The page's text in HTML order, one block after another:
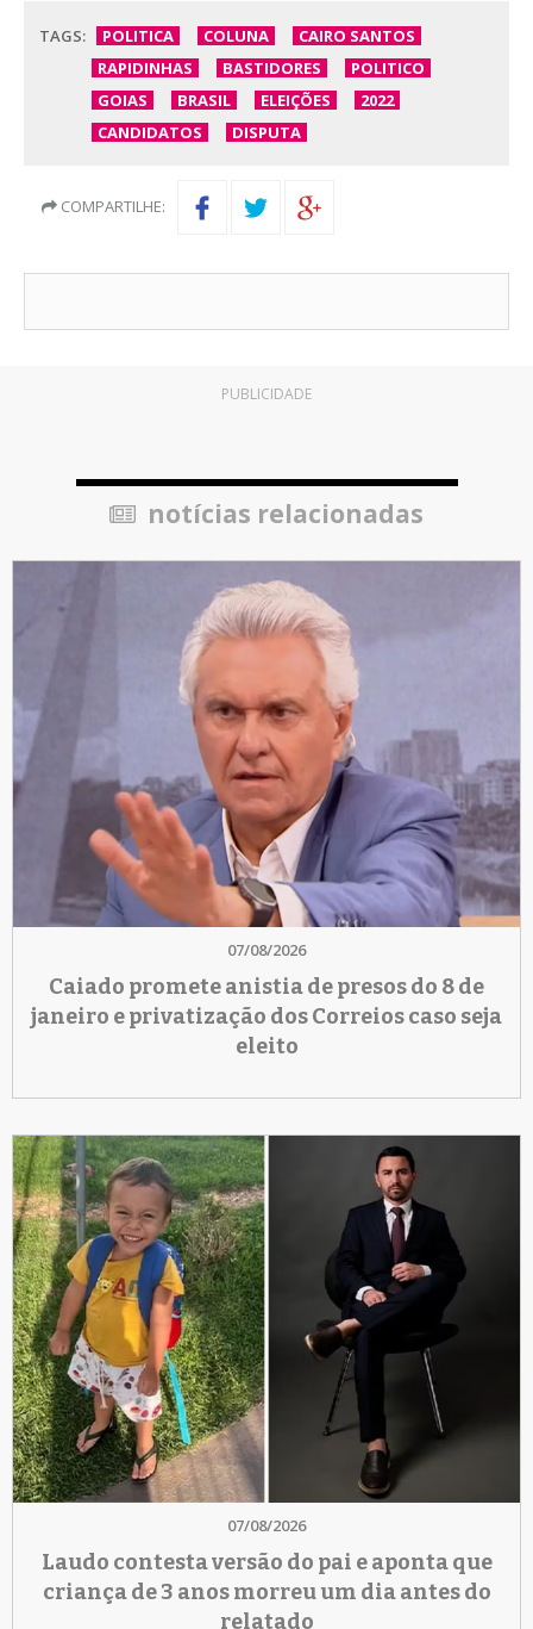
TAGS: POLITICA COLUNA
CAIRO SANTOS
RAPIDINHAS
BASTIDORES
POLITICO
GOIAS
BRASIL ELEIÇÕES
2022
CANDIDATOS
DISPUTA
COMPARTILHE:
PUBLICIDADE
notícias relacionadas
07/08/2026
Caiado promete anistia de presos do 8 de
janeiro e privatização dos Correios caso seja
eleito
07/08/2026
Laudo contesta versão do pai e aponta que
criança de 3 anos morreu um dia antes do
relatado